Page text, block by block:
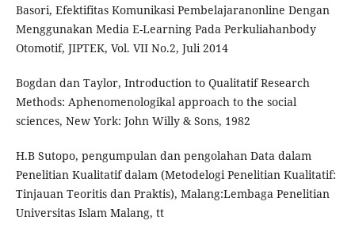
Basori, Efektifitas Komunikasi Pembelajaranonline Dengan
Menggunakan Media E-Learning Pada Perkuliahanbody
Otomotif, JIPTEK, Vol. VII No.2, Juli 2014
Bogdan dan Taylor, Introduction to Qualitatif Research
Methods: Aphenomenologikal approach to the social
sciences, New York: John Willy & Sons, 1982
H.B Sutopo, pengumpulan dan pengolahan Data dalam
Penelitian Kualitatif dalam (Metodelogi Penelitian Kualitatif:
Tinjauan Teoritis dan Praktis), Malang:Lembaga Penelitian
Universitas Islam Malang, tt